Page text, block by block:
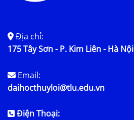
Địa chỉ:
175 Tây Sơn - P. Kim Liên - Hà Nội
Email:
daihocthuyloi@tlu.edu.vn
Điện Thoại: